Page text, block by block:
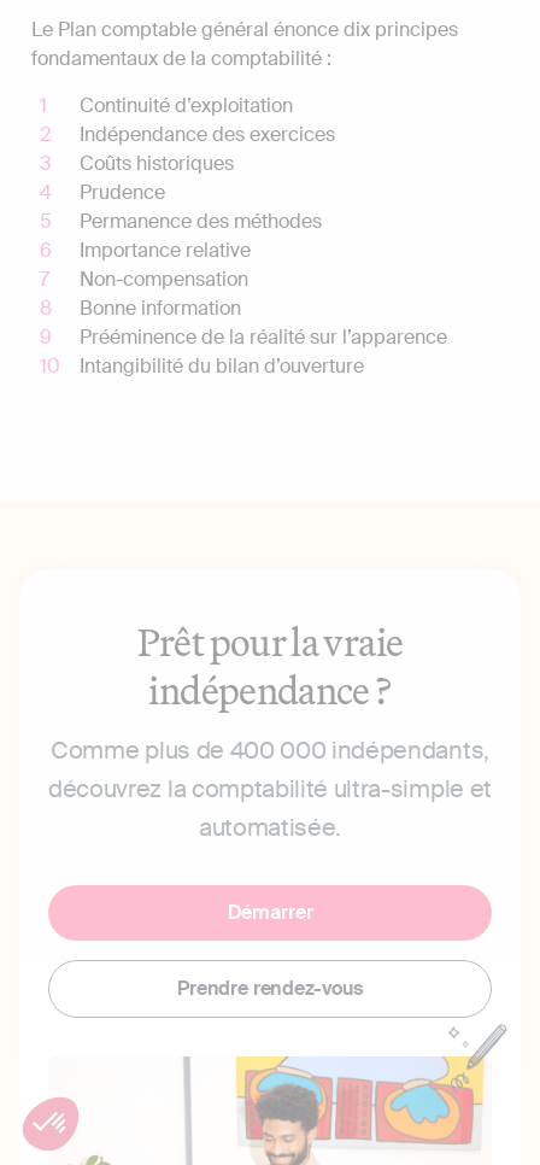
Le Plan comptable général énonce dix principes
fondamentaux de la comptabilité :
Continuité d’exploitation
Indépendance des exercices
Coûts historiques
Prudence
Permanence des méthodes
Importance relative
Non-compensation
Bonne information
Prééminence de la réalité sur l’apparence
Intangibilité du bilan d’ouverture
Prêt pour la vraie
indépendance ?
Comme plus de 400 000 indépendants,
découvrez la comptabilité ultra-simple et
automatisée.
Démarrer
Prendre rendez-vous